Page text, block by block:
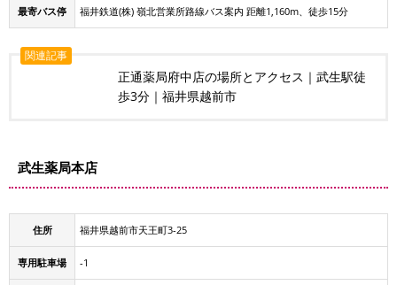
最寄バス停 福井鉄道(株) 嶺北営業所路線バス案内 距離1,160m、徒歩15分
関連記事
正通薬局府中店の場所とアクセス｜武生駅徒
歩3分｜福井県越前市
武生薬局本店
住所 福井県越前市天王町3-25
専用駐車場 -1